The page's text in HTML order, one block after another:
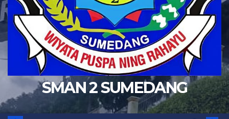
SMAN 2 SUMEDANG